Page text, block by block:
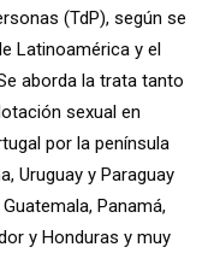
(TdP), según se
Latinoamérica y el
aborda la trata tanto
sexual en
por la península
Uruguay y Paraguay
Panamá,
y Honduras y muy